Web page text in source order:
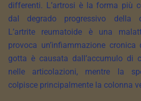
differenti. L’artrosi è la forma più
dal degrado progressivo della
L’artrite reumatoide è una
provoca un’infiammazione
gotta è causata dall’accumulo di
nelle articolazioni, mentre la
colpisce principalmente la colonna